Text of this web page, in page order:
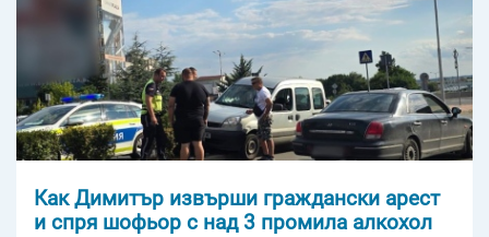
Как Димитър извърши граждански арест
и спря шофьор с над 3 промила алкохол